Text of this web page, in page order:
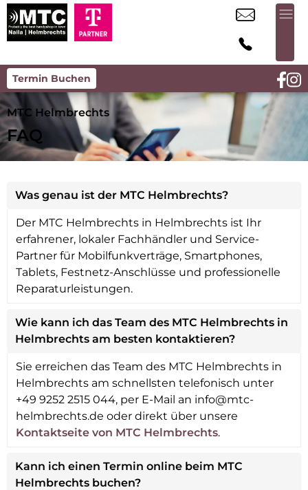
Termin Buchen
MTC Helmbrechts
FAQ
Was genau ist der MTC Helmbrechts?
Der MTC Helmbrechts in Helmbrechts ist Ihr
erfahrener, lokaler Fachhändler und Service-
Partner für Mobilfunkverträge, Smartphones,
Tablets, Festnetz-Anschlüsse und professionelle
Reparaturleistungen.
Wie kann ich das Team des MTC Helmbrechts in
Helmbrechts am besten kontaktieren?
Sie erreichen das Team des MTC Helmbrechts in
Helmbrechts am schnellsten telefonisch unter
+49 9252 2515 044, per E-Mail an info@mtc-
helmbrechts.de oder direkt über unsere
Kontaktseite von MTC Helmbrechts.
Kann ich einen Termin online beim MTC
Helmbrechts buchen?